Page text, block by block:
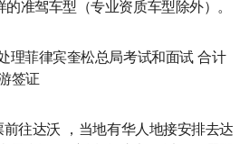
准驾车型（专业资质车型除外）。
理菲律宾奎松总局考试和面试 合计
签证
往达沃 ，当地有华人地接安排去达